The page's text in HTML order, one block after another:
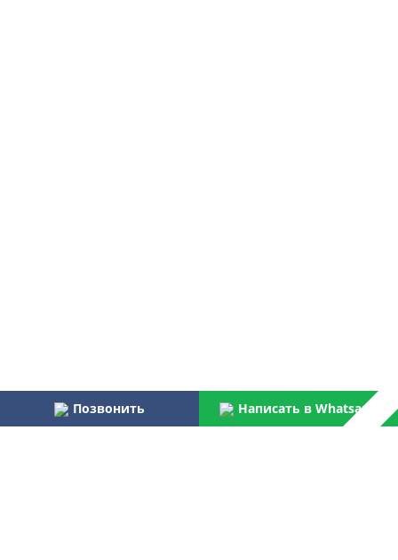
Позвонить Написать в Whatsapp